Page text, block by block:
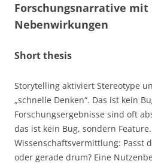
Forschungsnarrative mit
Nebenwirkungen
Short thesis
Storytelling aktiviert Stereotype
„schnelle Denken“. Das ist kein
Forschungsergebnisse sind oft
das ist kein Bug, sondern
Wissenschaftsvermittlung: Passt
oder gerade drum? Eine